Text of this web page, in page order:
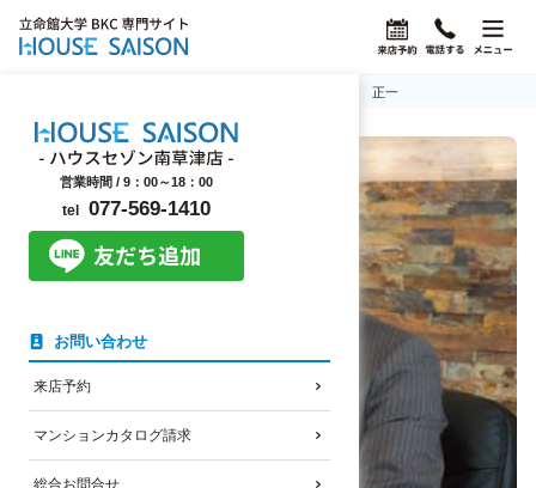
営業時間 / 9：00～18：00
tel 077-569-1410
お問い合わせ
来店予約
マンションカタログ請求
佐藤 正一